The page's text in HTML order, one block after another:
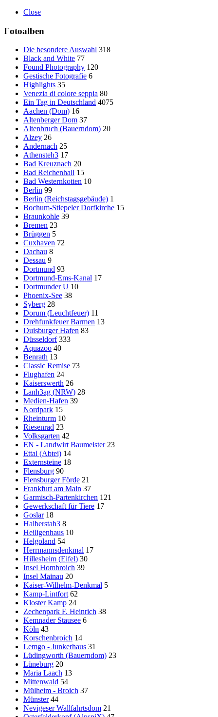
Close
Fotoalben
Die besondere Auswahl 318
Black and White 77
Found Photography 120
Gestische Fotografie 6
Highlights 35
Venezia di colore seppia 80
Ein Tag in Deutschland 4075
Aachen (Dom) 16
Altenberger Dom 37
Altenbruch (Bauerndom) 20
Alzey 26
Andernach 25
Athensteh3 17
Bad Kreuznach 20
Bad Reichenhall 15
Bad Westernkotten 10
Berlin 99
Berlin (Reichstagsgebäude) 1
Bochum-Stiepeler Dorfkirche 15
Braunkohle 39
Bremen 23
Brüggen 5
Cuxhaven 72
Dachau 8
Dessau 9
Dortmund 93
Dortmund-Ems-Kanal 17
Dortmunder U 10
Phoenix-See 38
Syberg 28
Dorum (Leuchtfeuer) 11
Drehfunkfeuer Barmen 13
Duisburger Hafen 83
Düsseldorf 333
Aquazoo 40
Benrath 13
Classic Remise 73
Flughafen 24
Kaiserswerth 26
Lanh3ag (NRW) 28
Medien-Hafen 39
Nordpark 15
Rheinturm 10
Riesenrad 23
Volksgarten 42
EN - Landwirt Baumeister 23
Ettal (Abtei) 14
Externsteine 18
Flensburg 90
Flensburger Förde 21
Frankfurt am Main 37
Garmisch-Partenkirchen 121
Gewerkschaft für Tiere 17
Goslar 18
Halberstah3 8
Heiligenhaus 10
Helgoland 54
Herrmannsdenkmal 17
Hillesheim (Eifel) 30
Insel Hombroich 39
Insel Mainau 20
Kaiser-Wilhelm-Denkmal 5
Kamp-Lintfort 62
Kloster Kamp 24
Zechenpark F. Heinrich 38
Kemnader Stausee 6
Köln 43
Korschenbroich 14
Lemgo - Junkerhaus 31
Lüdingworth (Bauerndom) 23
Lüneburg 20
Maria Laach 13
Mittenwald 54
Mülheim - Broich 37
Münster 44
Nevigeser Wallfahrtsdom 21